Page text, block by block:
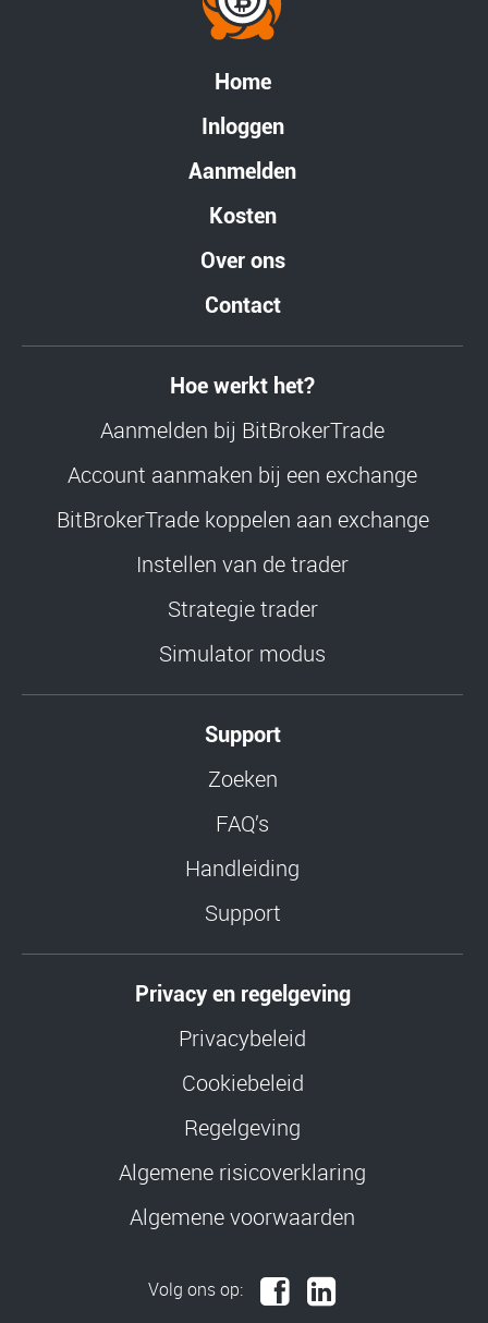
Home
Inloggen
Aanmelden
Kosten
Over ons
Contact
Hoe werkt het?
Aanmelden bij BitBrokerTrade
Account aanmaken bij een exchange
BitBrokerTrade koppelen aan exchange
Instellen van de trader
Strategie trader
Simulator modus
Support
Zoeken
FAQ’s
Handleiding
Support
Privacy en regelgeving
Privacybeleid
Cookiebeleid
Regelgeving
Algemene risicoverklaring
Algemene voorwaarden
Volg ons op: